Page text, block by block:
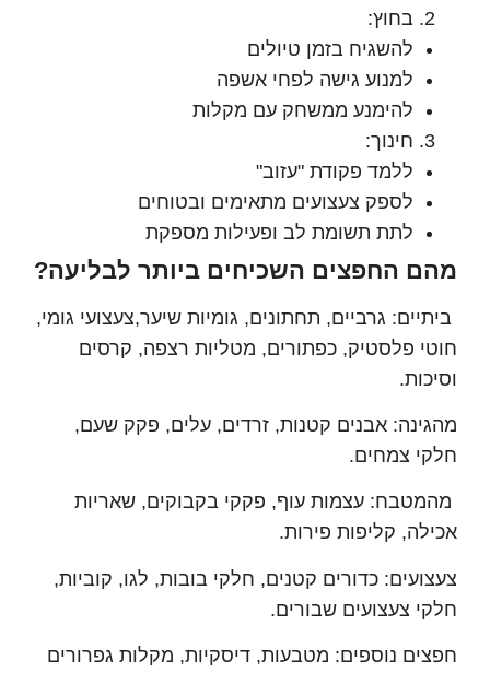
בחוץ:
להשגיח בזמן טיולים
למנוע גישה לפחי אשפה
להימנע ממשחק עם מקלות
חינוך:
ללמד פקודת "עזוב"
לספק צעצועים מתאימים ובטוחים
לתת תשומת לב ופעילות מספקת
החפצים השכיחים ביותר לבליעה?
גרביים, תחתונים, גומיות שיער,צעצועי גומי,
פלסטיק, כפתורים, מטליות רצפה, קרסים
אבנים קטנות, זרדים, עלים, פקק שעם,
צמחים.
עצמות עוף, פקקי בקבוקים, שאריות
קליפות פירות.
כדורים קטנים, חלקי בובות, לגו, קוביות,
צעצועים שבורים.
נוספים: מטבעות, דיסקיות, מקלות גפרורים